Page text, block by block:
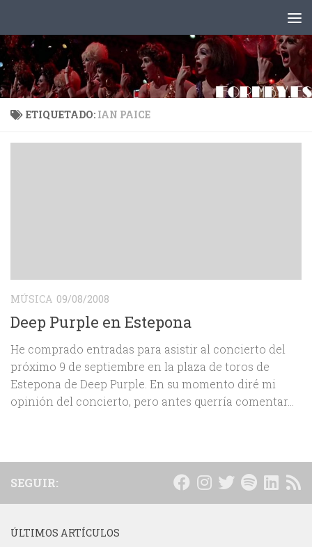
ETIQUETADO: IAN PAICE
MÚSICA 09/08/2008
Deep Purple en Estepona
He comprado entradas para asistir al concierto del
próximo 9 de septiembre en la plaza de toros de
Estepona de Deep Purple. En su momento diré mi
opinión del concierto, pero antes querría comentar...
SEGUIR:
ÚLTIMOS ARTÍCULOS